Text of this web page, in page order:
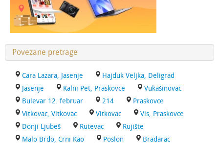
Povezane pretrage
Cara Lazara, Jasenje
Hajduk Veljka, Deligrad
Jasenje
Kalni Pet, Praskovce
Vukašinovac
Bulevar 12. februar
214
Praskovce
Vitkovac, Vitkovac
Vitkovac
Vis, Praskovce
Donji Ljubeš
Rutevac
Rujište
Malo Brdo, Crni Kao
Poslon
Bradarac